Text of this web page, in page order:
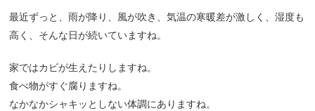
最近ずっと、雨が降り、風が吹き、気温の寒暖差が激しく、湿度も
高く、そんな日が続いていますね。
家ではカビが生えたりしますね。
食べ物がすぐ腐りますね。
なかなかシャキッとしない体調にありますね。